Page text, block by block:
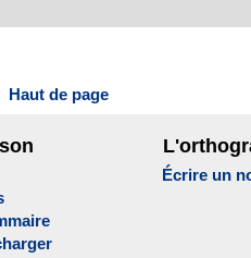
Haut de page
Écrire un